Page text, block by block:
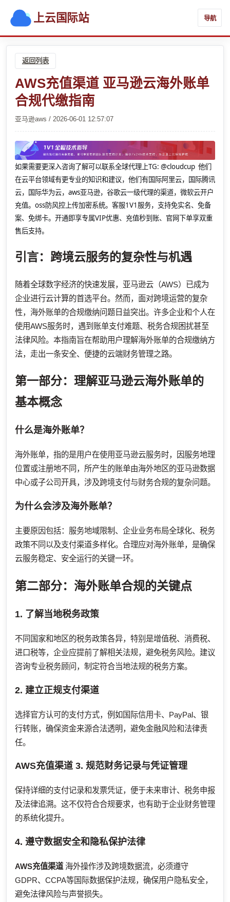
上云国际站 导航
返回列表
AWS充值渠道 亚马逊云海外账单
合规代缴指南
亚马逊aws / 2026-06-01 12:57:07
如果需要更深入咨询了解可以联系全球代理上TG: @cloudcup 他们
在云平台领域有更专业的知识和建议，他们有国际阿里云，国际腾讯
云，国际华为云，aws亚马逊，谷歌云一级代理的渠道，微软云开户
充值。oss防风控上传加密系统。客服1V1服务，支持免实名、免备
案、免绑卡。开通即享专属VIP优惠、充值秒到账、官网下单享双重
售后支持。
引言：跨境云服务的复杂性与机遇
随着全球数字经济的快速发展，亚马逊云（AWS）已成为
企业进行云计算的首选平台。然而，面对跨境运营的复杂
性，海外账单的合规缴纳问题日益突出。许多企业和个人在
使用AWS服务时，遇到账单支付难题、税务合规困扰甚至
法律风险。本指南旨在帮助用户理解海外账单的合规缴纳方
法，走出一条安全、便捷的云端财务管理之路。
第一部分：理解亚马逊云海外账单的
基本概念
什么是海外账单？
海外账单，指的是用户在使用亚马逊云服务时，因服务地理
位置或注册地不同，所产生的账单由海外地区的亚马逊数据
中心或子公司开具，涉及跨境支付与财务合规的复杂问题。
为什么会涉及海外账单？
主要原因包括：服务地域限制、企业业务布局全球化、税务
政策不同以及支付渠道多样化。合理应对海外账单，是确保
云服务稳定、安全运行的关键一环。
第二部分：海外账单合规的关键点
1. 了解当地税务政策
不同国家和地区的税务政策各异，特别是增值税、消费税、
进口税等，企业应提前了解相关法规，避免税务风险。建议
咨询专业税务顾问，制定符合当地法规的税务方案。
2. 建立正规支付渠道
选择官方认可的支付方式，例如国际信用卡、PayPal、银
行转账，确保资金来源合法透明，避免金融风险和法律责
任。
AWS充值渠道 3. 规范财务记录与凭证管理
保持详细的支付记录和发票凭证，便于未来审计、税务申报
及法律追溯。这不仅符合合规要求，也有助于企业财务管理
的系统化提升。
4. 遵守数据安全和隐私保护法律
AWS充值渠道海外操作涉及跨境数据流，必须遵守
GDPR、CCPA等国际数据保护法规，确保用户隐私安全，
避免法律风险与声誉损失。